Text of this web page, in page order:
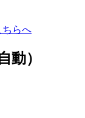
らへ
動）